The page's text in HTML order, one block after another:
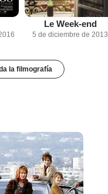
Le Week-end
5 de diciembre de 2013
la filmografía